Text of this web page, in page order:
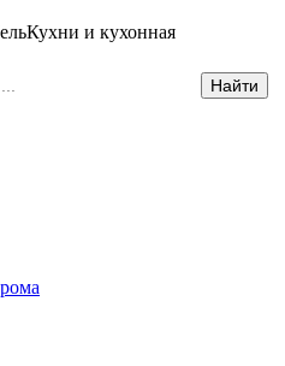
Кухни и кухонная